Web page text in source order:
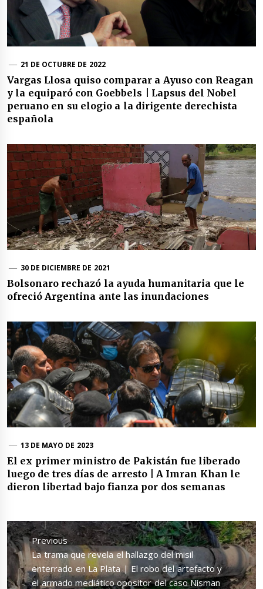
21 DE OCTUBRE DE 2022
Vargas Llosa quiso comparar a Ayuso con Reagan
y la equiparó con Goebbels | Lapsus del Nobel
peruano en su elogio a la dirigente derechista
española
30 DE DICIEMBRE DE 2021
Bolsonaro rechazó la ayuda humanitaria que le
ofreció Argentina ante las inundaciones
13 DE MAYO DE 2023
El ex primer ministro de Pakistán fue liberado
luego de tres días de arresto | A Imran Khan le
dieron libertad bajo fianza por dos semanas
Navegación
de
entradas
Previous
Previous
post:
La trama que revela el hallazgo del misil
enterrado en La Plata | El robo del artefacto y
el armado mediático opositor del caso Nisman